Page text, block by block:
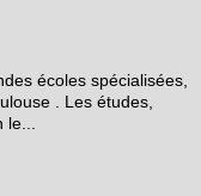
écoles spécialisées,
. Les études,